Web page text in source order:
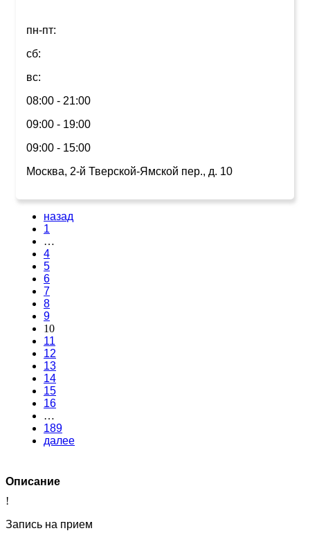
пн-пт:
сб:
вс:
08:00 - 21:00
09:00 - 19:00
09:00 - 15:00
Москва, 2-й Тверской-Ямской пер., д. 10
назад
1
…
4
5
6
7
8
9
10
11
12
13
14
15
16
…
189
далее
Описание
!
Запись на прием